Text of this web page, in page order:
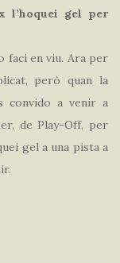
l’hoquei gel per
faci en viu. Ara per
però quan la
convido a venir a
de Play-Off, per
gel a una pista a